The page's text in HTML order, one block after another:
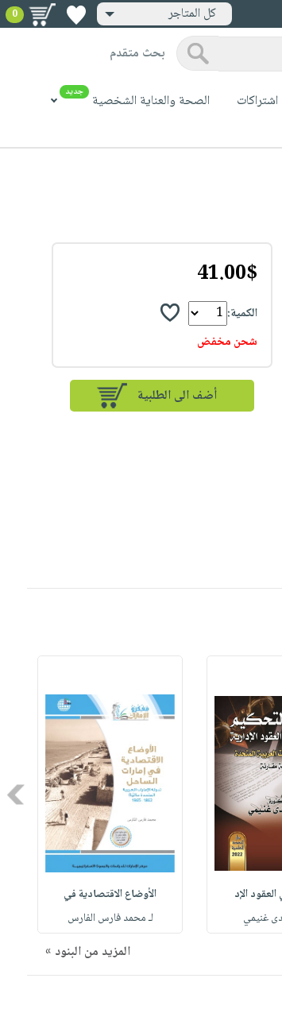
كل المتاجر 0
بحث متقدم
اشتراكات الصحة والعناية الشخصية جديد
41.00$
الكمية:
شحن مخفض
أضف الى الطلبية
الإد
غنيمي
الأوضاع الاقتصادية في
لـ محمد فارس الفارس
المزيد من البنود »